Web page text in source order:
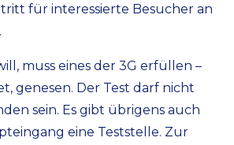
für interessierte Besucher an
muss eines der 3G erfüllen –
genesen. Der Test darf nicht
sein. Es gibt übrigens auch
eine Teststelle. Zur